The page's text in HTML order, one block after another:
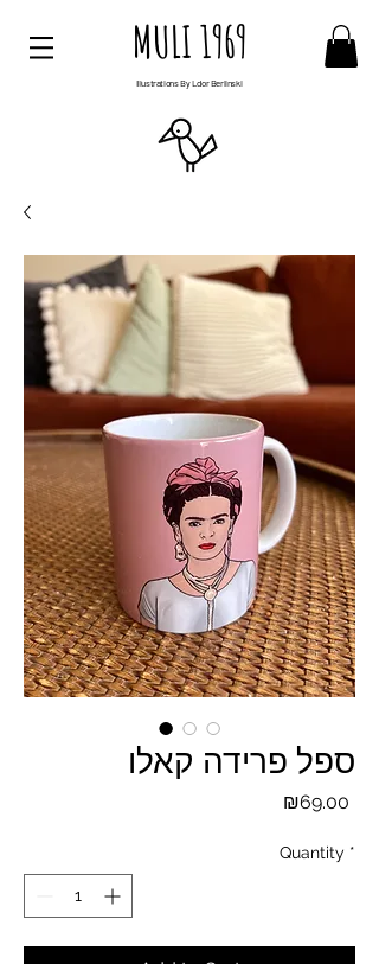
MULI 1969
Illustrations By Ldor Berlinski
ספל פרידה קאלו
₪69.00
Quantity *